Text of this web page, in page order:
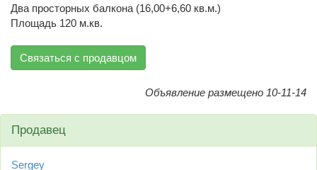
Два просторных балкона (16,00+6,60 кв.м.)
Площадь 120 м.кв.
Связаться с продавцом
Объявление размещено 10-11-14
Продавец
Sergey